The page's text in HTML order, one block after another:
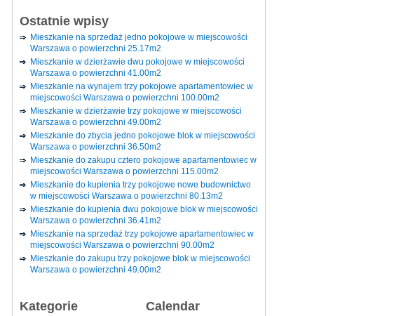
Ostatnie wpisy
Mieszkanie na sprzedaż jedno pokojowe w miejscowości
Warszawa o powierzchni 25.17m2
Mieszkanie w dzierżawie dwu pokojowe w miejscowości
Warszawa o powierzchni 41.00m2
Mieszkanie na wynajem trzy pokojowe apartamentowiec w
miejscowości Warszawa o powierzchni 100.00m2
Mieszkanie w dzierżawie trzy pokojowe w miejscowości
Warszawa o powierzchni 49.00m2
Mieszkanie do zbycia jedno pokojowe blok w miejscowości
Warszawa o powierzchni 36.50m2
Mieszkanie do zakupu cztero pokojowe apartamentowiec w
miejscowości Warszawa o powierzchni 115.00m2
Mieszkanie do kupienia trzy pokojowe nowe budownictwo
w miejscowości Warszawa o powierzchni 80.13m2
Mieszkanie do kupienia dwu pokojowe blok w miejscowości
Warszawa o powierzchni 36.41m2
Mieszkanie na sprzedaż trzy pokojowe apartamentowiec w
miejscowości Warszawa o powierzchni 90.00m2
Mieszkanie do zakupu trzy pokojowe blok w miejscowości
Warszawa o powierzchni 49.00m2
Kategorie Calendar